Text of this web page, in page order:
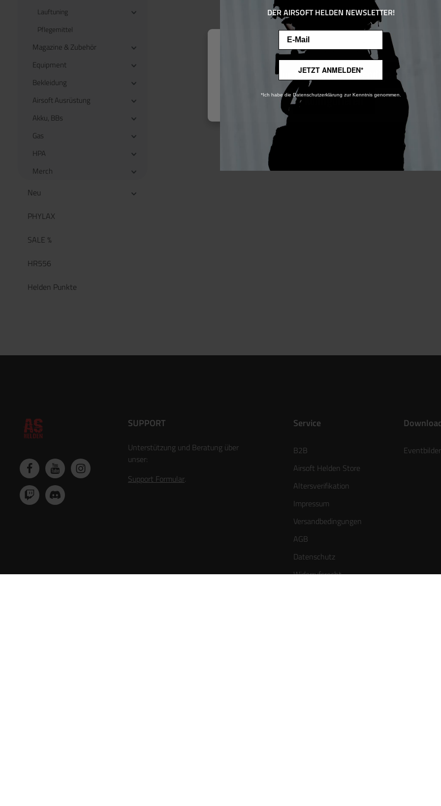
Lauftuning
Pflegemittel
Magazine & Zubehör
Equipment
Bekleidung
Airsoft Ausrüstung
Akku, BBs
Gas
HPA
Merch
Neu
PHYLAX
SALE %
HR556
Helden Punkte
SUPPORT
Unterstützung und Beratung über
unser:
Support Formular.
Service
B2B
Airsoft Helden Store
Altersverifikation
Impressum
Versandbedingungen
AGB
Datenschutz
Widerrufsrecht
Eventbilder
Diese Website verwendet Cookies, um eine bestmögliche Erfahrung bieten zu
können.Mehr Informationen ...
Nur technisch notwendige
Konfigurieren
DER AIRSOFT HELDEN NEWSLETTER!
JETZT ANMELDEN*
*Ich habe die Datenschutzerklärung zur Kenntnis genommen.